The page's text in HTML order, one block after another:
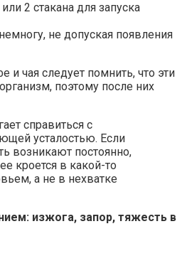
2 стакана для запуска
не допуская появления
чая следует помнить, что эти
поэтому после них
справиться с
усталостью. Если
возникают постоянно,
кроется в какой-то
а не в нехватке
изжога, запор, тяжесть в